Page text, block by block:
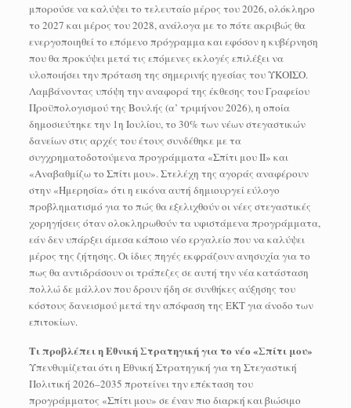
μπορούσε να καλύψει το τελευταίο μέρος του 2026, ολόκληρο
το 2027 και μέρος του 2028, ανάλογα με το πότε ακριβώς θα
ενεργοποιηθεί το επόμενο πρόγραμμα και εφόσον η κυβέρνηση
που θα προκύψει μετά τις επόμενες εκλογές επιλέξει να
υλοποιήσει την πρόταση της σημερινής ηγεσίας του ΥΚΟΙΣΟ.
Λαμβάνοντας υπόψη την αναφορά της έκθεσης του Γραφείου
Προϋπολογισμού της Βουλής (α’ τριμήνου 2026), η οποία
δημοσιεύτηκε την 1η Ιουλίου, το 30% των νέων στεγαστικών
δανείων στις αρχές του έτους συνδέθηκε με τα
συγχρηματοδοτούμενα προγράμματα «Σπίτι μου ΙΙ» και
«Αναβαθμίζω το Σπίτι μου». Στελέχη της αγοράς αναφέρουν
στην «Ημερησία» ότι η εικόνα αυτή δημιουργεί εύλογο
προβληματισμό για το πώς θα εξελιχθούν οι νέες στεγαστικές
χορηγήσεις όταν ολοκληρωθούν τα υφιστάμενα προγράμματα,
εάν δεν υπάρξει άμεσα κάποιο νέο εργαλείο που να καλύψει
μέρος της ζήτησης. Οι ίδιες πηγές εκφράζουν ανησυχία για το
πως θα αντιδράσουν οι τράπεζες σε αυτή την νέα κατάσταση
πολλώ δε μάλλον που δρουν ήδη σε συνθήκες αύξησης του
κόστους δανεισμού μετά την απόφαση της ΕΚΤ για άνοδο των
επιτοκίων.
Τι προβλέπει η Εθνική Στρατηγική για το νέο «Σπίτι μου»
Υπενθυμίζεται ότι η Εθνική Στρατηγική για τη Στεγαστική
Πολιτική 2026–2035 προτείνει την επέκταση του
προγράμματος «Σπίτι μου» σε έναν πιο διαρκή και βιώσιμο